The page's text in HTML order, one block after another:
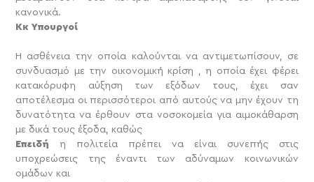
κανονικά.
Κκ Υπουργοί
Η ασθένεια την οποία καλούνται να αντιμετωπίσουν, σε
συνδυασμό με την οικονομική κρίση , η οποία έχει φέρει
κατακόρυφη αύξηση των εξόδων τους, έχει σαν
αποτέλεσμα οι περισσότεροι από αυτούς να μην έχουν τη
δυνατότητα να έρθουν στα νοσοκομεία για αιμοκάθαρση
με δικά τους έξοδα, καθώς
Επειδήη πολιτεία πρέπει να είναι συνεπής στις
υποχρεώσεις της έναντι των αδύναμων κοινωνικών
ομάδων και